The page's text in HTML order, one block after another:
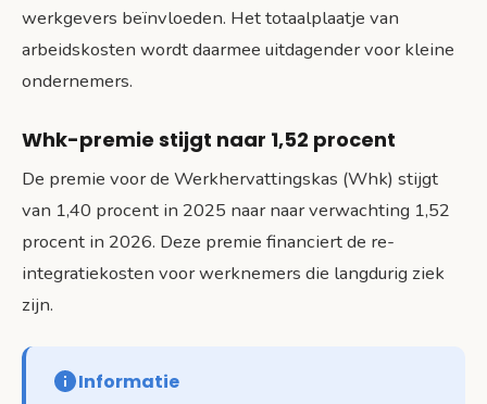
werkgevers beïnvloeden. Het totaalplaatje van
arbeidskosten wordt daarmee uitdagender voor kleine
ondernemers.
Whk-premie stijgt naar 1,52 procent
De premie voor de Werkhervattingskas (Whk) stijgt
van 1,40 procent in 2025 naar naar verwachting 1,52
procent in 2026. Deze premie financiert de re-
integratiekosten voor werknemers die langdurig ziek
zijn.
Informatie